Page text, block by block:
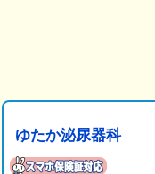
ゆたか泌尿器科